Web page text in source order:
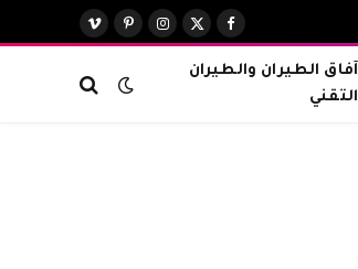
فيسبوك
X
الانستغرامبينتيريست
فيميو
آفاق الطيران والطيران
التقني